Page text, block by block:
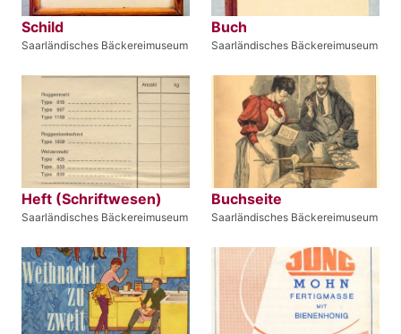
Schild
Saarländisches Bäckereimuseum
Buch
Saarländisches Bäckereimuseum
Heft (Schriftwesen)
Saarländisches Bäckereimuseum
Buchseite
Saarländisches Bäckereimuseum